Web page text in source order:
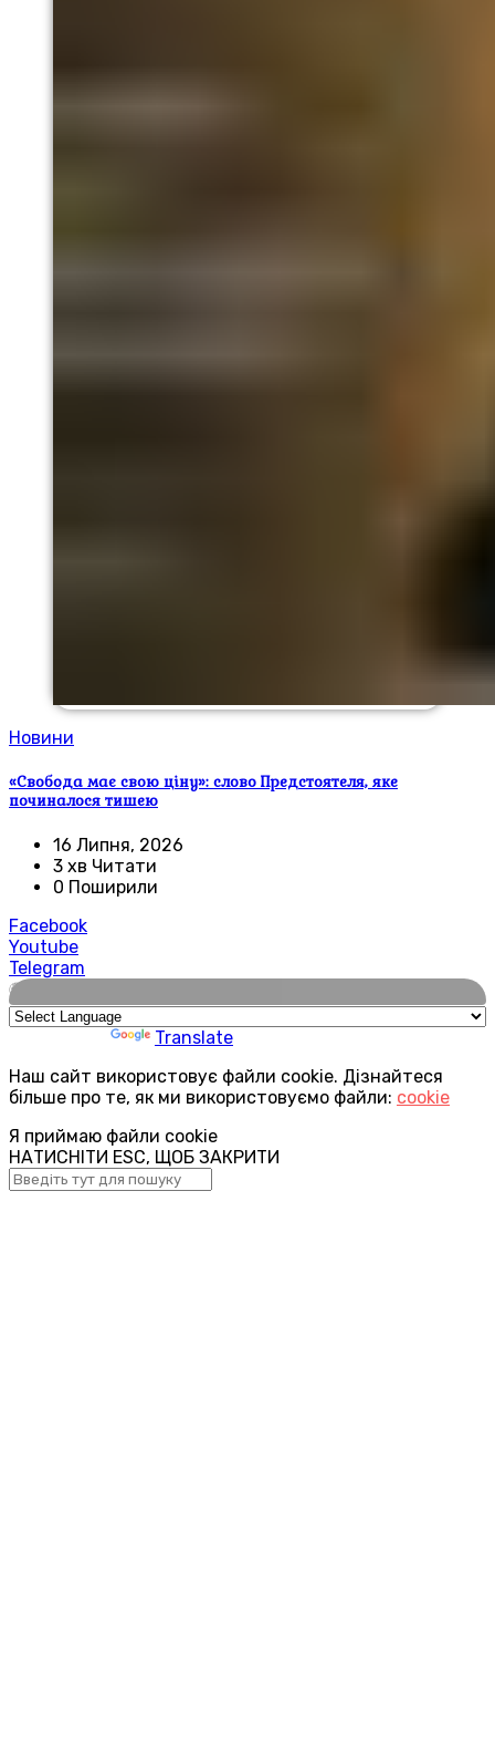
Новини
«Свобода має свою ціну»: слово Предстоятеля, яке
починалося тишею
16 Липня, 2026
3 хв Читати
0 Поширили
Facebook
Youtube
Telegram
🌍
Translate
Наш сайт використовує файли cookie. Дізнайтеся
більше про те, як ми використовуємо файли: cookie
Я приймаю файли cookie
НАТИСНІТИ ESC, ЩОБ ЗАКРИТИ